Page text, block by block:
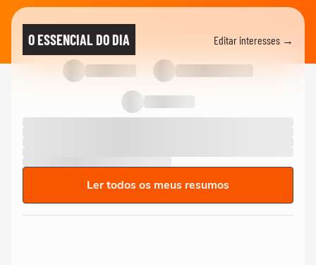
O ESSENCIAL DO DIA Editar interesses →
Ler todos os meus resumos